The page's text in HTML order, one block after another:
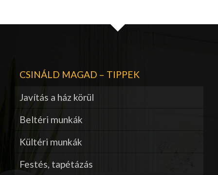
CSINÁLD MAGAD – TIPPEK
Javítás a ház körül
Beltéri munkák
Kültéri munkák
Festés, tapétázás